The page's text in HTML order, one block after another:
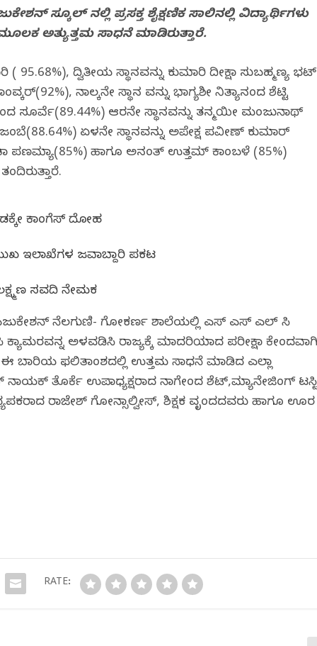
ಸ್ಕೂಲ್ ನಲ್ಲಿ ಪ್ರಸಕ್ತ ಶೈಕ್ಷಣಿಕ ಸಾಲಿನಲ್ಲಿ ವಿದ್ಯಾರ್ಥಿಗಳು
ಅತ್ಯುತ್ತಮ ಸಾಧನೆ ಮಾಡಿರುತ್ತಾರೆ.
95.68%), ದ್ವಿತೀಯ ಸ್ಥಾನವನ್ನು ಕುಮಾರಿ ದೀಕ್ಷಾ ಸುಬ್ರಹ್ಮಣ್ಯ ಭಟ್
ನಾಲ್ಕನೇ ಸ್ಥಾನ ವನ್ನು ಭಾಗ್ಯಶ್ರೀ ನಿತ್ಯಾನಂದ ಶೆಟ್ಟಿ
ಸೂರ್ವೆ(89.44%) ಆರನೇ ಸ್ಥಾನವನ್ನು ತನ್ಮಯೀ ಮಂಜುನಾಥ್
ಏಳನೇ ಸ್ಥಾನವನ್ನು ಅಪೇಕ್ಷ ಪ್ರವೀಣ್ ಕುಮಾರ್
ಪ್ರಣಮ್ಯಾ(85%) ಹಾಗೂ ಅನಂತ್ ಉತ್ತಮ್ ಕಾಂಬಳೆ (85%)
ಕಾಂಗ್ರೆಸ್ ದ್ರೋಹ
ಇಲಾಖೆಗಳ ಜವಾಬ್ದಾರಿ ಪ್ರಕಟ
ಸವದಿ ನೇಮಕ
ಎಜುಕೇಶನ್ ನೆಲಗುಣಿ- ಗೋಕರ್ಣ ಶಾಲೆಯಲ್ಲಿ ಎಸ್ ಎಸ್ ಎಲ್ ಸಿ
ಕ್ಯಾಮರವನ್ನ ಅಳವಡಿಸಿ ರಾಜ್ಯಕ್ಕೆ ಮಾದರಿಯಾದ ಪರೀಕ್ಷಾ
ಈ ಬಾರಿಯ ಫಲಿತಾಂಶದಲ್ಲಿ ಉತ್ತಮ ಸಾಧನೆ ಮಾಡಿದ ಎಲ್ಲಾ
ತೊರ್ಕೆ ಉಪಾಧ್ಯಕ್ಷರಾದ ನಾಗೇಂದ್ರ ಶೆಟ್,ಮ್ಯಾನೇಜಿಂಗ್
ರಾಜೇಶ್ ಗೋನ್ಸಾಲ್ವೀಸ್, ಶಿಕ್ಷಕ ವೃಂದದವರು ಹಾಗೂ ಊರ
RATE: